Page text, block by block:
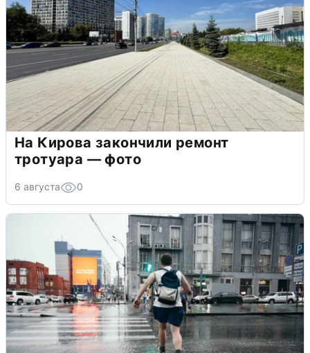
На Кирова закончили ремонт
тротуара — фото
6 августа 0